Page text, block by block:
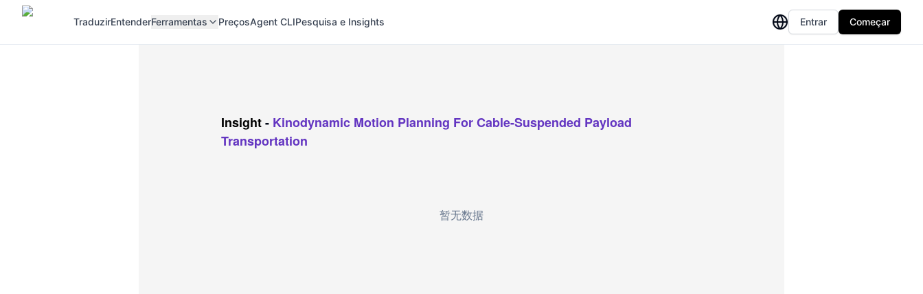
TraduzirEntenderFerramentas PreçosAgent CLIPesquisa e Insights Entrar Começar
Insight- Kinodynamic Motion Planning For Cable-Suspended Payload
Transportation
暂无数据